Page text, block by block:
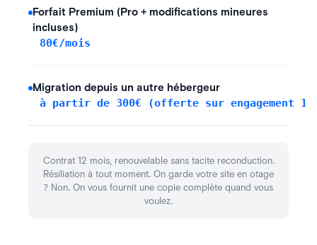
Forfait Premium (Pro + modifications mineures
incluses)
80€/mois
Migration depuis un autre hébergeur
à partir de 300€ (offerte sur engagement 12
Contrat 12 mois, renouvelable sans tacite reconduction.
Résiliation à tout moment. On garde votre site en otage
? Non. On vous fournit une copie complète quand vous
voulez.